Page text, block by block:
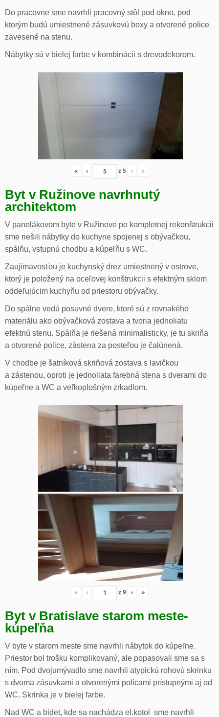
Do pracovne sme navrhli pracovný stôl pod okno, pod
ktorým budú umiestnené zásuvkovú boxy a otvorené police
zavesené na stenu.
Nábytky sú v bielej farbe v kombinácii s drevodekorom.
« ‹ z5 › »
Byt v Ružinove navrhnutý
architektom
V panelákovom byte v Ružinove po kompletnej rekonštrukcii
sme riešili nábytky do kuchyne spojenej s obývačkou,
spálňu, vstupnú chodbu a kúpeľňu s WC.
Zaujímavosťou je kuchynský drez umiestnený v ostrove,
ktorý je položený na oceľovej konštrukcii s efektným sklom
oddeľujúcim kuchyňu od priestoru obývačky.
Do spálne vedú posuvné dvere, ktoré sú z rovnakého
materiálu ako obývačková zostava a tvoria jednoliatu
efektnú stenu. Spálňa je riešená minimalisticky, je tu skriňa
a otvorené police, zástena za posteľou je čalúnená.
V chodbe je šatníková skriňová zostava s lavičkou
a zástenou, oproti je jednoliata farebná stena s dverami do
kúpeľne a WC a veľkoplošným zrkadlom.
« ‹ z9 › »
Byt v Bratislave starom meste-
kúpeľňa
V byte v starom meste sme navrhli nábytok do kúpeľne.
Priestor bol trošku komplikovaný, ale popasovali sme sa s
ním. Pod dvojumývadlo sme navrhli atypickú rohovú skrinku
s dvoma zásuvkami a otvorenými policami prístupnými aj od
WC. Skrinka je v bielej farbe.
Nad WC a bidet, kde sa nachádza el.kotol sme navrhli